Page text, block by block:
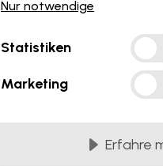
Häufig gestellte
Nur notwendige
Statistiken
Marketing
Erfahre